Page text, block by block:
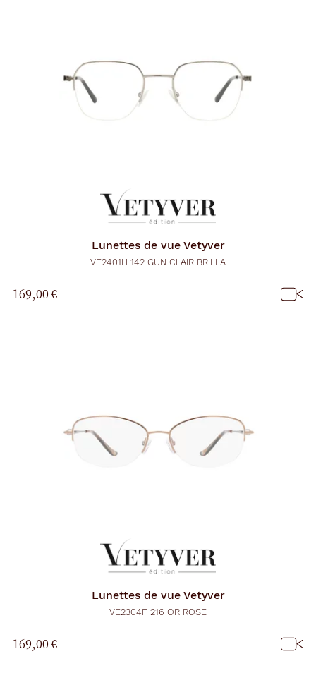
Lunettes de vue Vetyver
VE2401H 142 GUN CLAIR BRILLA
169,00 €
Lunettes de vue Vetyver
VE2304F 216 OR ROSE
169,00 €